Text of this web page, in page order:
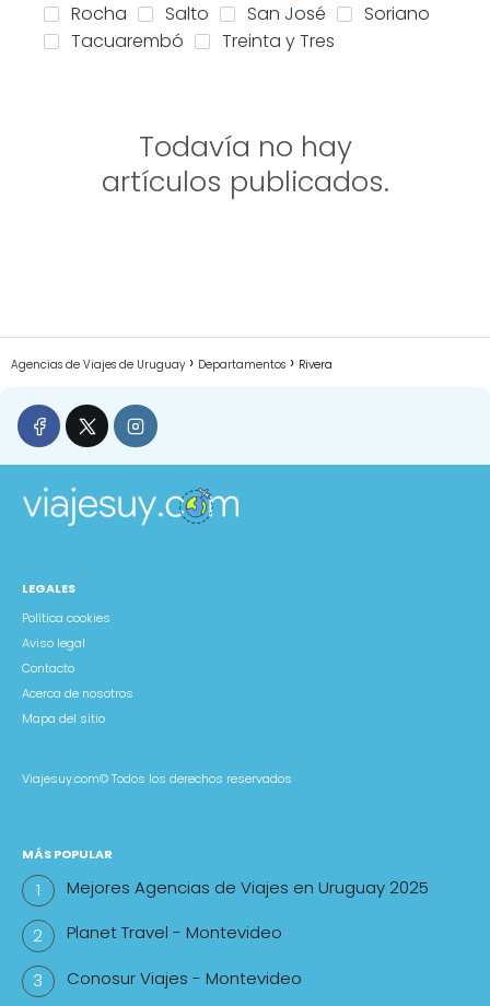
Rocha
Salto San José
Soriano
Tacuarembó
Treinta y Tres
Todavía no hay
artículos publicados.
Agencias de Viajes de Uruguay Departamentos Rivera
LEGALES
Política cookies
Aviso legal
Contacto
Acerca de nosotros
Mapa del sitio
Viajesuy.com©Todos los derechos reservados
MÁS POPULAR
Mejores Agencias de Viajes en Uruguay 2025
Planet Travel - Montevideo
Conosur Viajes - Montevideo